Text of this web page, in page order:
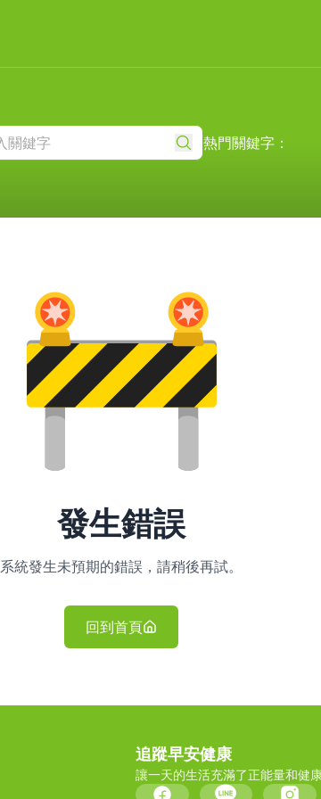
熱門關鍵字：
發生錯誤
系統發生未預期的錯誤，請稍後再試。
回到首頁
追蹤早安健康
讓一天的生活充滿了正能量和健